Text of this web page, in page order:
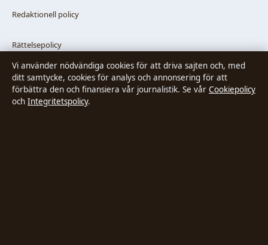
Redaktionell policy
Rättelsepolicy
Faktagranskningspolicy
Ägande & finansiering
Vi använder nödvändiga cookies för att driva sajten och, med
ditt samtycke, cookies för analys och annonsering för att
förbättra den och finansiera vår journalistik. Se vår Cookiepolicy
och Integritetspolicy.